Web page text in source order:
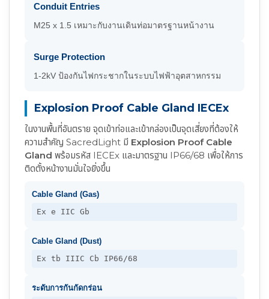
Conduit Entries
M25 x 1.5 เหมาะกับงานเดินท่อมาตรฐานหน้างาน
Surge Protection
1-2kV ป้องกันไฟกระชากในระบบไฟฟ้าอุตสาหกรรม
Explosion Proof Cable Gland IECEx
ในงานพื้นที่อันตราย จุดเข้าท่อและเข้ากล่องเป็นจุดเสี่ยงที่ต้องให้
ความสำคัญ SacredLight มี Explosion Proof Cable
Gland พร้อมรหัส IECEx และมาตรฐาน IP66/68 เพื่อให้การ
ติดตั้งหน้างานมั่นใจยิ่งขึ้น
Cable Gland (Gas)
Ex e IIC Gb
Cable Gland (Dust)
Ex tb IIIC Cb IP66/68
ระดับการกันกัดกร่อน